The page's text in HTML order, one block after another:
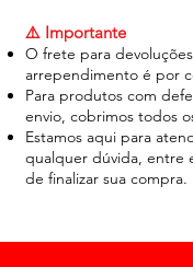
⚠️ Importante
O frete para
arrependimento é por
Para produtos com
envio, cobrimos todos
Estamos aqui para
qualquer dúvida, entre
de finalizar sua compra.